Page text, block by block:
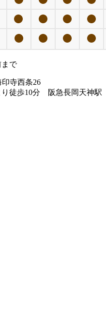
まで
印寺西条26
り徒歩10分 阪急長岡天神駅